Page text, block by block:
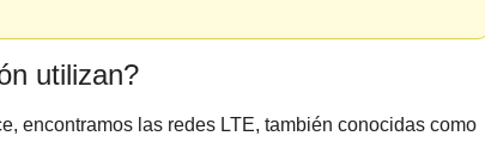
utilizan?
encontramos las redes LTE, también conocidas como